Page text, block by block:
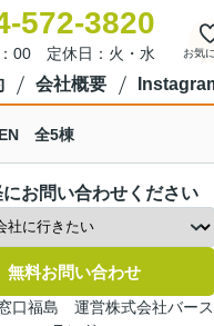
572-3820
00 定休日：火・水 お気
会社概要
全5棟
にお問い合わせください
無料お問い合わせ
口福島 運営株式会社バース